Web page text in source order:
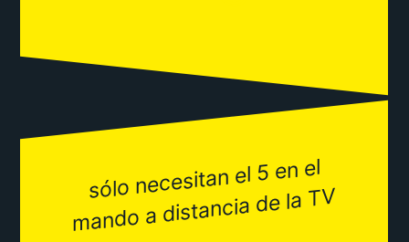
sólo necesitan el 5 en el
mando a distancia de la TV